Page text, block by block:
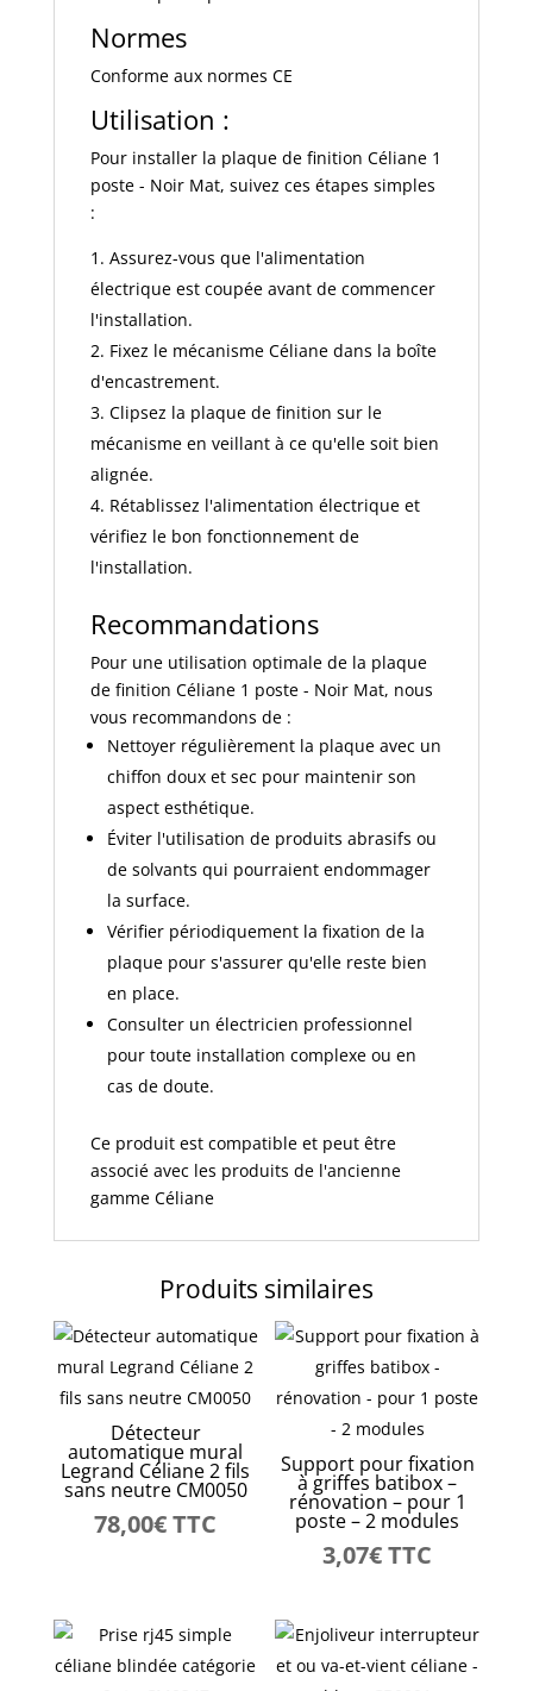
Normes
Conforme aux normes CE
Utilisation :
Pour installer la plaque de finition Céliane 1
poste - Noir Mat, suivez ces étapes simples
:
Assurez-vous que l'alimentation
électrique est coupée avant de commencer
l'installation.
Fixez le mécanisme Céliane dans la boîte
d'encastrement.
Clipsez la plaque de finition sur le
mécanisme en veillant à ce qu'elle soit bien
alignée.
Rétablissez l'alimentation électrique et
vérifiez le bon fonctionnement de
l'installation.
Recommandations
Pour une utilisation optimale de la plaque
de finition Céliane 1 poste - Noir Mat, nous
vous recommandons de :
Nettoyer régulièrement la plaque avec un
chiffon doux et sec pour maintenir son
aspect esthétique.
Éviter l'utilisation de produits abrasifs ou
de solvants qui pourraient endommager
la surface.
Vérifier périodiquement la fixation de la
plaque pour s'assurer qu'elle reste bien
en place.
Consulter un électricien professionnel
pour toute installation complexe ou en
cas de doute.
Ce produit est compatible et peut être
associé avec les produits de l'ancienne
gamme Céliane
Produits similaires
Détecteur
automatique mural
Legrand Céliane 2 fils
sans neutre CM0050
78,00€TTC
Support pour fixation
à griffes batibox –
rénovation – pour 1
poste – 2 modules
3,07€TTC